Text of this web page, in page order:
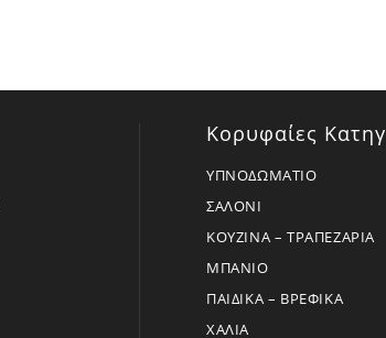
Κορυφαίες
ΥΠΝΟΔΩΜΑΤΙΟ
ΣΑΛΟΝΙ
ΚΟΥΖΙΝΑ – ΤΡΑΠΕΖΑΡΙΑ
ΜΠΑΝΙΟ
ΠΑΙΔΙΚΑ – ΒΡΕΦΙΚΑ
ΧΑΛΙΑ